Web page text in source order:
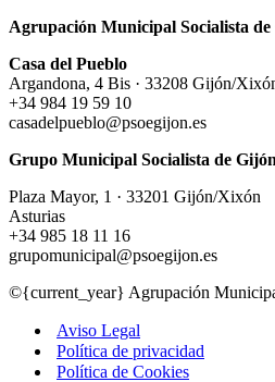
Agrupación Municipal Socialista
Casa del Pueblo
Argandona, 4 Bis · 33208 Gijón/
+34 984 19 59 10
casadelpueblo@psoegijon.es
Grupo Municipal Socialista de
Plaza Mayor, 1 · 33201 Gijón/Xixón
Asturias
+34 985 18 11 16
grupomunicipal@psoegijon.es
©{current_year} Agrupación
Aviso Legal
Política de privacidad
Política de Cookies